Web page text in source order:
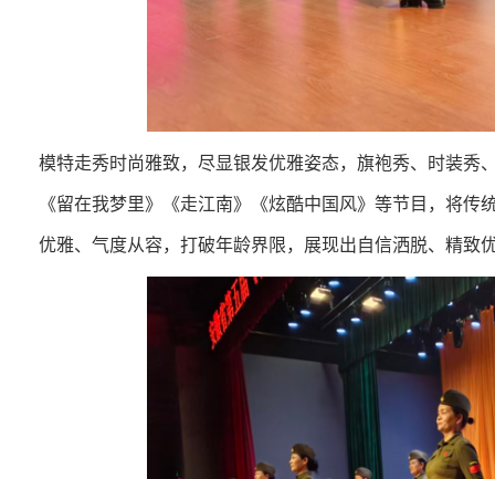
模特走秀时尚雅致，尽显银发优雅姿态，旗袍秀、时装秀
《留在我梦里》《走江南》《炫酷中国风》等节目，将
优雅、气度从容，打破年龄界限，展现出自信洒脱、精致